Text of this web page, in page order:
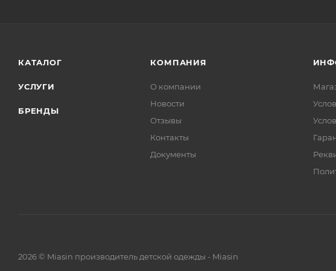
КАТАЛОГ
УСЛУГИ
БРЕНДЫ
КОМПАНИЯ
О компании
Новости
Отзывы
Контакты
Документы
2026 © Miasin производитель детской одежды - Miasin